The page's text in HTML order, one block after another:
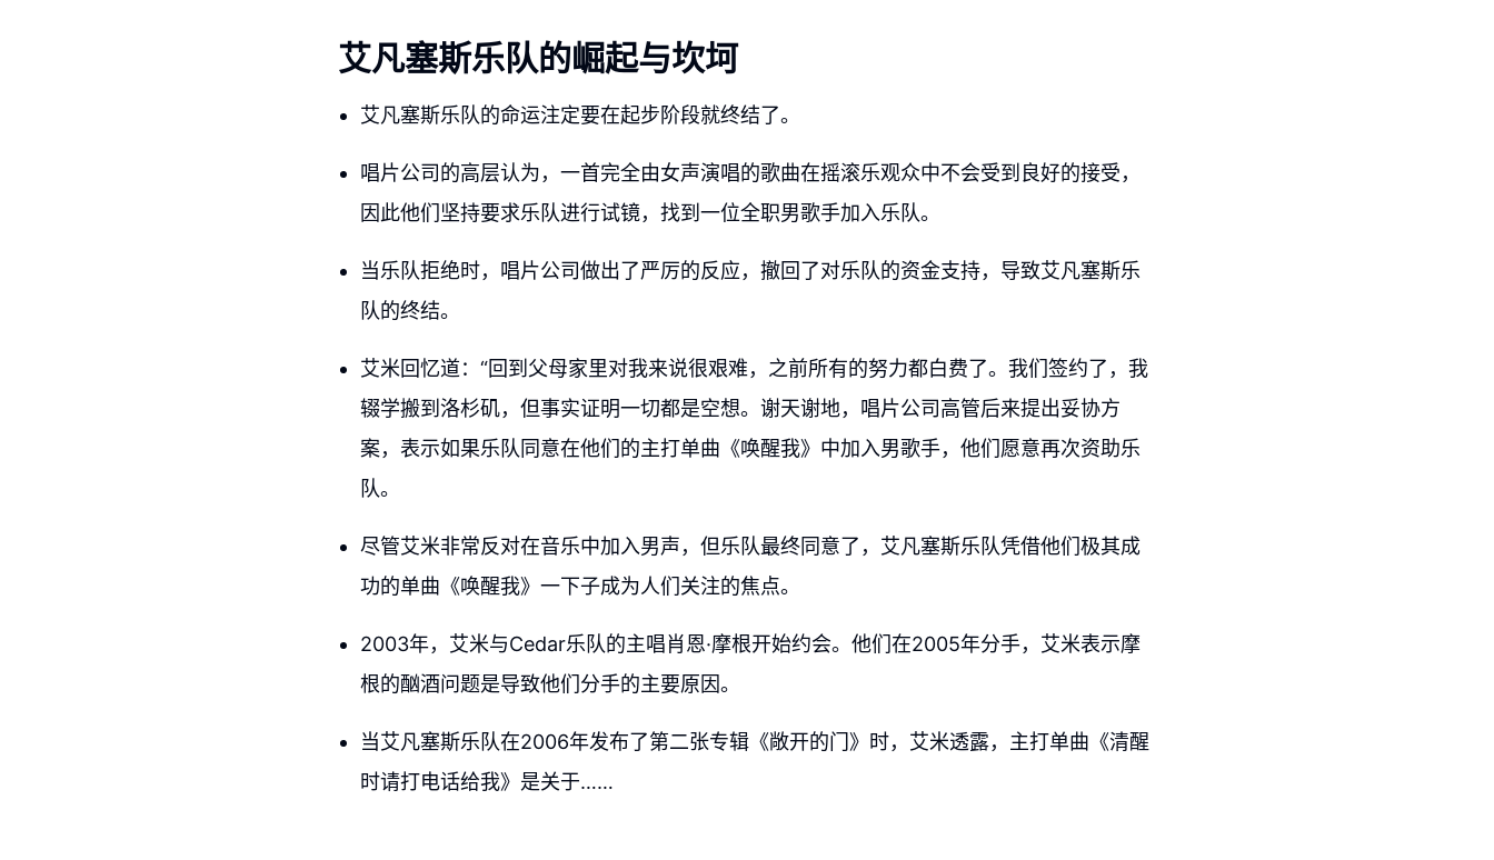
艾凡塞斯乐队的崛起与坎坷
艾凡塞斯乐队的命运注定要在起步阶段就终结了。
唱片公司的高层认为，一首完全由女声演唱的歌曲在摇滚乐观众中不会受到良好的接受，
因此他们坚持要求乐队进行试镜，找到一位全职男歌手加入乐队。
当乐队拒绝时，唱片公司做出了严厉的反应，撤回了对乐队的资金支持，导致艾凡塞斯乐
队的终结。
艾米回忆道：“回到父母家里对我来说很艰难，之前所有的努力都白费了。我们签约了，我
辍学搬到洛杉矶，但事实证明一切都是空想。谢天谢地，唱片公司高管后来提出妥协方
案，表示如果乐队同意在他们的主打单曲《唤醒我》中加入男歌手，他们愿意再次资助乐
队。
尽管艾米非常反对在音乐中加入男声，但乐队最终同意了，艾凡塞斯乐队凭借他们极其成
功的单曲《唤醒我》一下子成为人们关注的焦点。
2003年，艾米与Cedar乐队的主唱肖恩·摩根开始约会。他们在2005年分手，艾米表示摩
根的酗酒问题是导致他们分手的主要原因。
当艾凡塞斯乐队在2006年发布了第二张专辑《敞开的门》时，艾米透露，主打单曲《清醒
时请打电话给我》是关于……